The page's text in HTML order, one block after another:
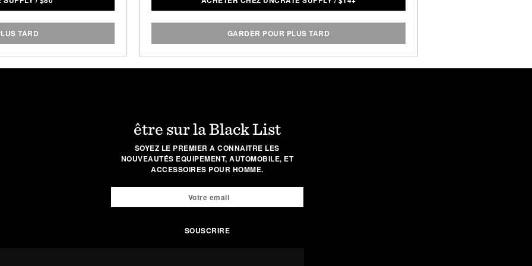
All the data is then
and an epic workout
TARD
gluten. Vendu par lot de 6.
GARDER POUR PLUS TARD
être sur la Black List
SOYEZ LE PREMIER A CONNAITRE LES
NOUVEAUTÉS EQUIPEMENT, AUTOMOBILE, ET
ACCESSOIRES POUR HOMME.